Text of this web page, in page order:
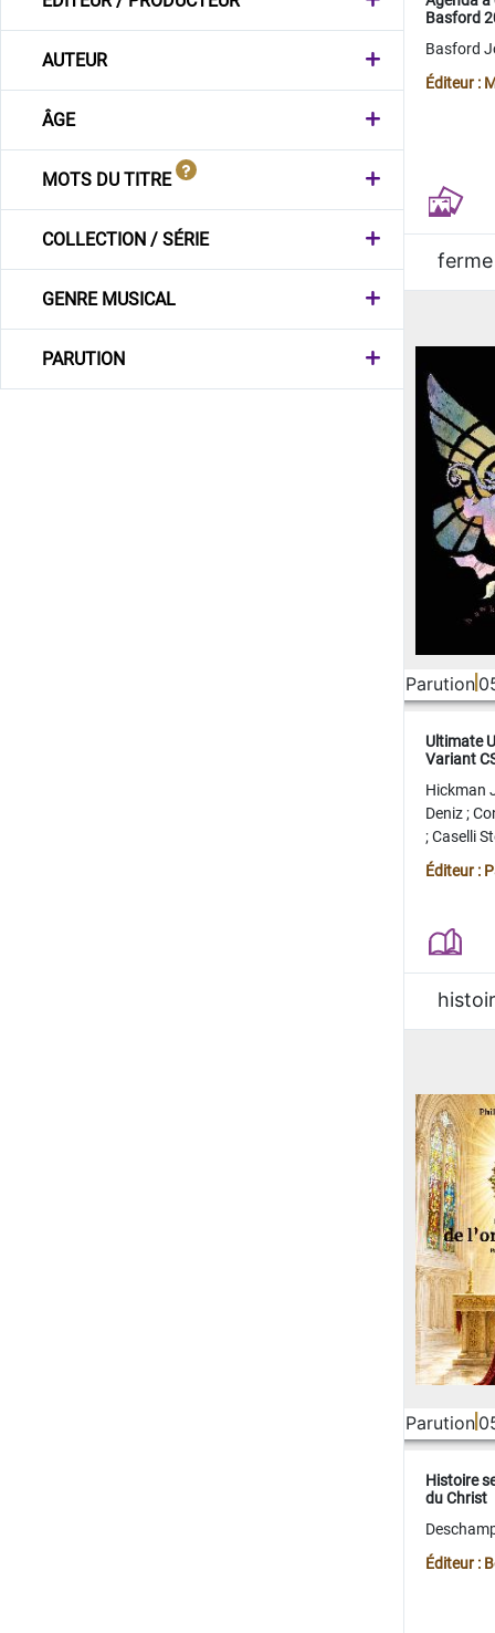
AUTEUR
ÂGE
MOTS DU TITRE
COLLECTION / SÉRIE
GENRE MUSICAL
PARUTION
Basford
Basford
Éditeur :
ferme
Parution
Ultimate
Variant
Hickman
Deniz;
;Caselli
Juan
Éditeur :
Parution
Histoire
du Christ
Éditeur :